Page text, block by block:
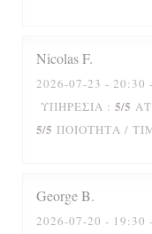
NicolasF
2026-07-23 - 20:30
ΥΠΗΡΕΣΊΑ : 5/5
5/5 ΠΟΙΌΤΗΤΑ /
GeorgeB
2026-07-20 - 19:30